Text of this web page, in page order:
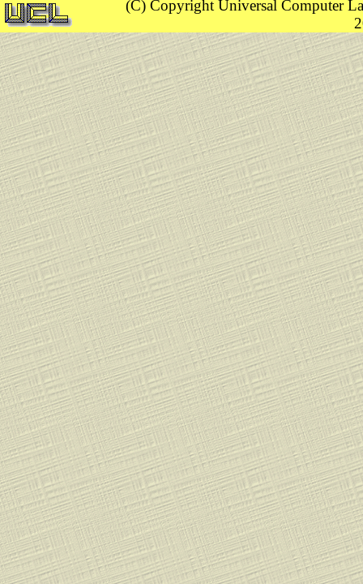
(C) Copyright Universal Computer